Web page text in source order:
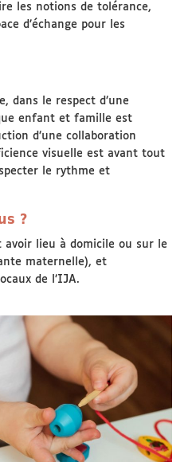
les notions de tolérance,
d’échange pour les
dans le respect d’une
enfant et famille est
d’une collaboration
visuelle est avant tout
le rythme et
?
avoir lieu à domicile ou sur le
maternelle), et
de l’IJA.